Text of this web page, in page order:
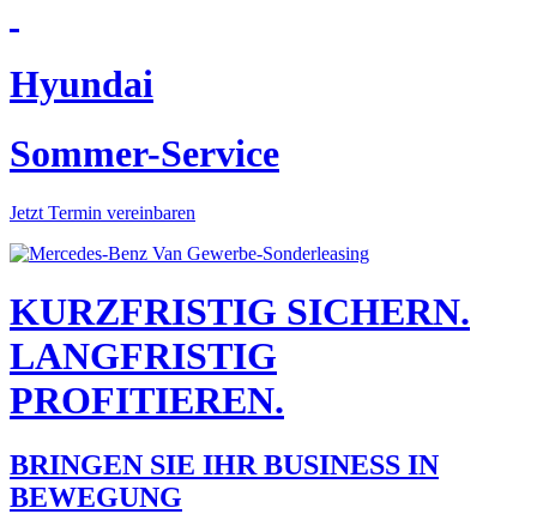
Hyundai
Sommer-Service
Jetzt Termin vereinbaren
KURZFRISTIG SICHERN.
LANGFRISTIG
PROFITIEREN.
BRINGEN SIE IHR BUSINESS IN
BEWEGUNG